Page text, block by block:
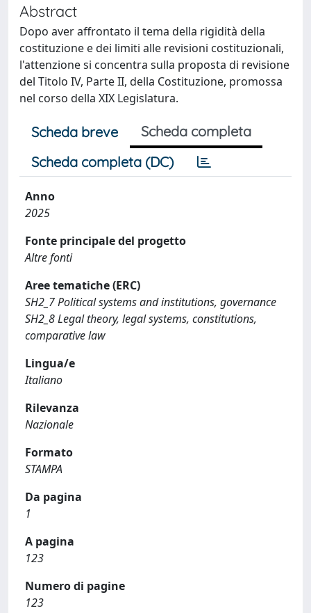
Abstract
Dopo aver affrontato il tema della rigidità della
costituzione e dei limiti alle revisioni costituzionali,
l'attenzione si concentra sulla proposta di revisione
del Titolo IV, Parte II, della Costituzione, promossa
nel corso della XIX Legislatura.
Scheda breve
Scheda completa
Scheda completa (DC)
Anno
2025
Fonte principale del progetto
Altre fonti
Aree tematiche (ERC)
SH2_7 Political systems and institutions, governance
SH2_8 Legal theory, legal systems, constitutions,
comparative law
Lingua/e
Italiano
Rilevanza
Nazionale
Formato
STAMPA
Da pagina
1
A pagina
123
Numero di pagine
123